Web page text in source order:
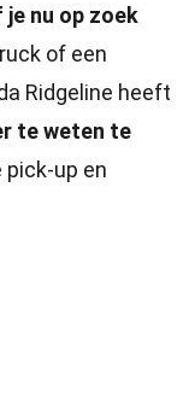
je nu op zoek
of een
Ridgeline heeft
te weten te
pick-up en